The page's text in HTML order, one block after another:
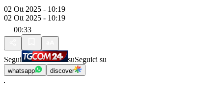
02 Ott 2025 - 10:19
02 Ott 2025 - 10:19
00:33
Segui suSeguici su
whatsapp discover